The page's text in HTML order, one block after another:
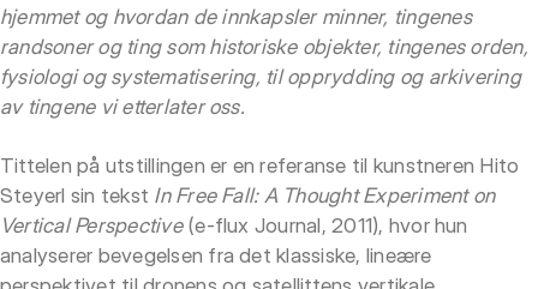
hjemmet og hvordan de innkapsler minner, tingenes
randsoner og ting som historiske objekter, tingenes orden,
fysiologi og systematisering, til opprydding og arkivering
av tingene vi etterlater oss.
Tittelen på utstillingen er en referanse til kunstneren Hito
Steyerl sin tekst In Free Fall: A Thought Experiment on
Vertical Perspective(e-flux Journal, 2011), hvor hun
analyserer bevegelsen fra det klassiske, lineære